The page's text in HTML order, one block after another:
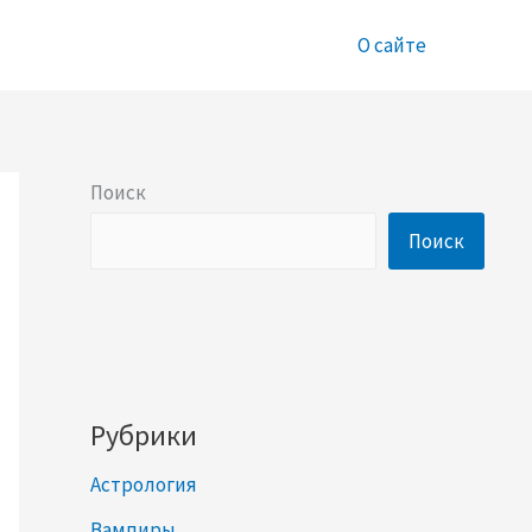
О сайте
Поиск
Поиск
Рубрики
Астрология